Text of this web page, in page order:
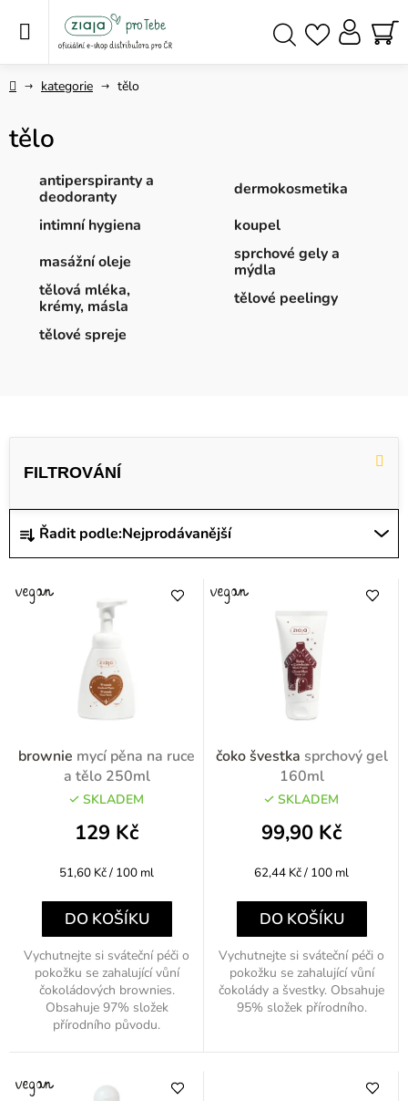
Domůkategorie tělo
tělo
antiperspiranty a
deodoranty
dermokosmetika
intimní hygiena
koupel
masážní oleje
sprchové gely a
mýdla
tělová mléka,
krémy, másla
tělové peelingy
tělové spreje
Ř
a
e
o
Řadit podle:Nejprodávanější
V
s
r
brownie mycí pěna na ruce
a tělo 250ml
SKLADEM
129 Kč
Měrná
51,60 Kč / 100 ml
DO KOŠÍKU
Vychutnejte si sváteční péči o
pokožku se zahalující vůní
čokoládových brownies.
Obsahuje 97% složek
přírodního původu.
čoko švestka sprchový gel
160ml
SKLADEM
99,90 Kč
Měrná
62,44 Kč / 100 ml
DO KOŠÍKU
Vychutnejte si sváteční péči o
pokožku se zahalující vůní
čokolády a švestky. Obsahuje
95% složek přírodního.